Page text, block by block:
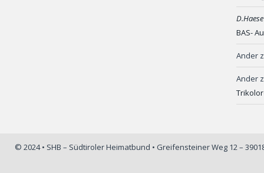
BAS-
Ander
Ander
© 2024 • SHB – Südtiroler Heimatbund • Greifensteiner Weg 12 –